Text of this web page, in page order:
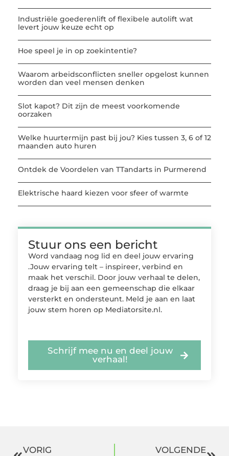
Industriële goederenlift of flexibele autolift wat
levert jouw keuze echt op
Hoe speel je in op zoekintentie?
Waarom arbeidsconflicten sneller opgelost kunnen
worden dan veel mensen denken
Slot kapot? Dit zijn de meest voorkomende
oorzaken
Welke huurtermijn past bij jou? Kies tussen 3, 6 of 12
maanden auto huren
Ontdek de Voordelen van TTandarts in Purmerend
Elektrische haard kiezen voor sfeer of warmte
Stuur ons een bericht
Word vandaag nog lid en deel jouw ervaring
.Jouw ervaring telt – inspireer, verbind en
maak het verschil. Door jouw verhaal te delen,
draag je bij aan een gemeenschap die elkaar
versterkt en ondersteunt. Meld je aan en laat
jouw stem horen op Mediatorsite.nl.
Schrijf mee nu en deel jouw
verhaal!
VORIG VOLGENDE